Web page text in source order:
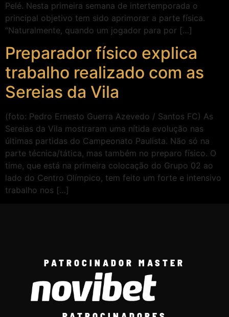
Pelé. Nesta primeira semana de intertemporada o
principal objetivo tem sido aprimorar a parte física.
“Naturalmente, quando um jogador para por […]
Preparador físico explica
trabalho realizado com as
Sereias da Vila
(foto: Pedro Ernesto Guerra Azevedo / Santos FC) As
Sereias da Vila mostraram uma nítida evolução nas
últimas partidas do Campeonato Paulista. Não só na
parte técnica/tática, mas também no preparo físico. O
time, que está na primeira colocação do Grupo 02 ao
lado do Centro Olímpico, tem feito um forte e intensivo
trabalho nos […]
PATROCINADOR MASTER